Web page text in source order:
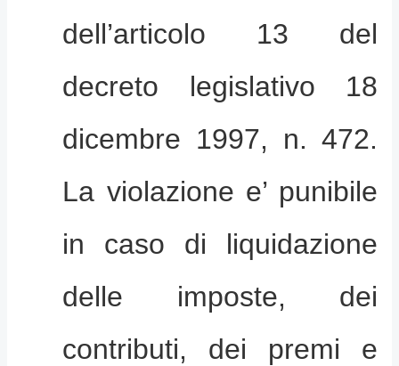
dell’articolo 13 del
decreto legislativo 18
dicembre 1997, n. 472.
La violazione e’ punibile
in caso di liquidazione
delle imposte, dei
contributi, dei premi e